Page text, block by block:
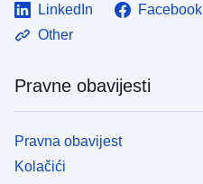
LinkedIn Facebook
Other
Pravne obavijesti
Pravna obavijest
Kolačići